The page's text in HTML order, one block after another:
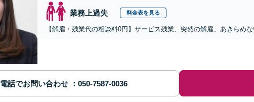
業務上過失 料金表を見る
【解雇・残業代の相談料0円】サービス残業、突然の解雇、あきらめ
電話でお問い合わせ